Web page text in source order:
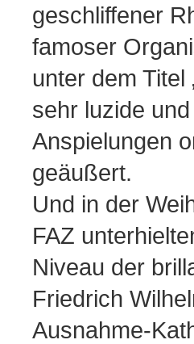
geschliffener
famoser
unter dem Titel
sehr luzide
Anspielungen
geäußert.
Und in der
FAZ
Niveau der
Friedrich
Ausnahme-